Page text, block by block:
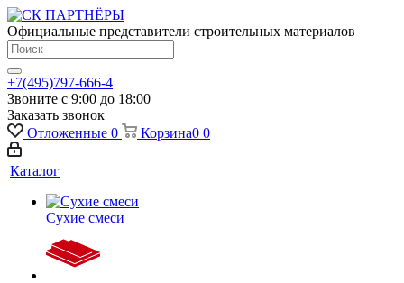
Официальные представители строительных материалов
+7(495)797-666-4
Звоните с 9:00 до 18:00
Заказать звонок
Отложенные 0 Корзина0 0
Каталог
Сухие смеси